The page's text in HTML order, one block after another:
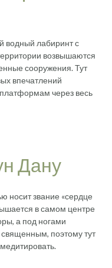
водный лабиринт с
возвышаются
сооружения. Тут
впечатлений
через весь
Дану
носит звание «сердце
в самом центре
а под ногами
поэтому тут